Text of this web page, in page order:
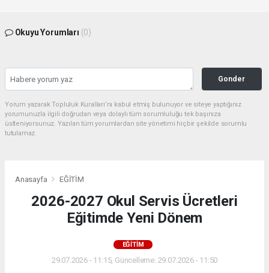
Okuyu Yorumları (0)
Gonder
Yorum yazarak Topluluk Kuralları’nı kabul etmiş bulunuyor ve siteye yaptığınız
yorumunuzla ilgili doğrudan veya dolaylı tüm sorumluluğu tek başınıza
üstleniyorsunuz. Yazılan tüm yorumlardan site yönetimi hiçbir şekilde sorumlu
tutulamaz.
Anasayfa EĞİTİM
2026-2027 Okul Servis Ücretleri
Eğitimde Yeni Dönem
EĞİTİM
29.07.2026 - 11:15, Güncelleme: 29.07.2026 - 11:50